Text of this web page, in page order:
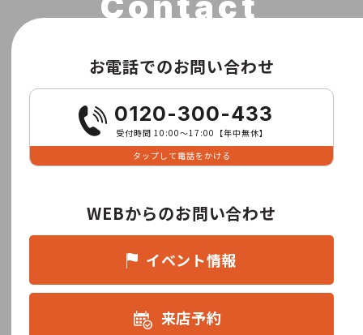
お電話でのお問い合わせ
0120-300-433
受付時間 10:00〜17:00【年中無休】
タップして電話をかける
WEBからのお問い合わせ
イベント情報
来店予約